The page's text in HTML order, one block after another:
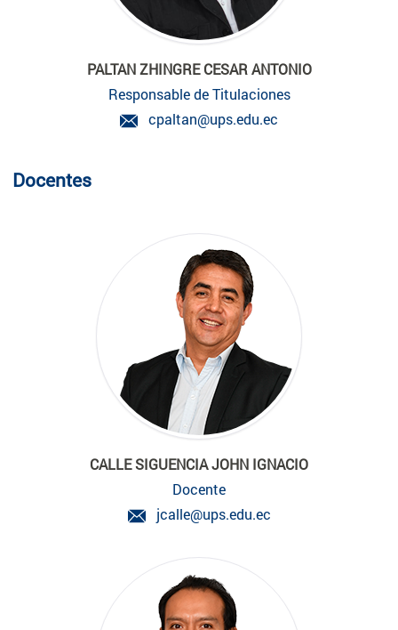
PALTAN ZHINGRE CESAR ANTONIO
Responsable de Titulaciones
cpaltan@ups.edu.ec
Docentes
CALLE SIGUENCIA JOHN IGNACIO
Docente
jcalle@ups.edu.ec